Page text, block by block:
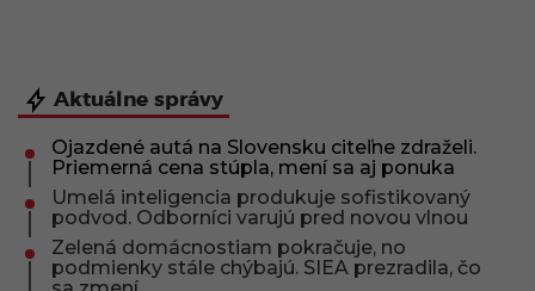
Aktuálne správy
Ojazdené autá na Slovensku citeľne zdraželi.
Priemerná cena stúpla, mení sa aj ponuka
Umelá inteligencia produkuje sofistikovaný
podvod. Odborníci varujú pred novou vlnou
Zelená domácnostiam pokračuje, no
podmienky stále chýbajú. SIEA prezradila, čo